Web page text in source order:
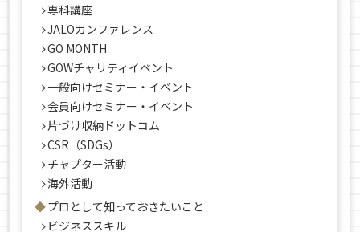
専科講座
JALOカンファレンス
GO MONTH
GOWチャリティイベント
一般向けセミナー・イベント
会員向けセミナー・イベント
片づけ収納ドットコム
CSR（SDGs）
チャプター活動
海外活動
プロとして知っておきたいこと
ビジネススキル